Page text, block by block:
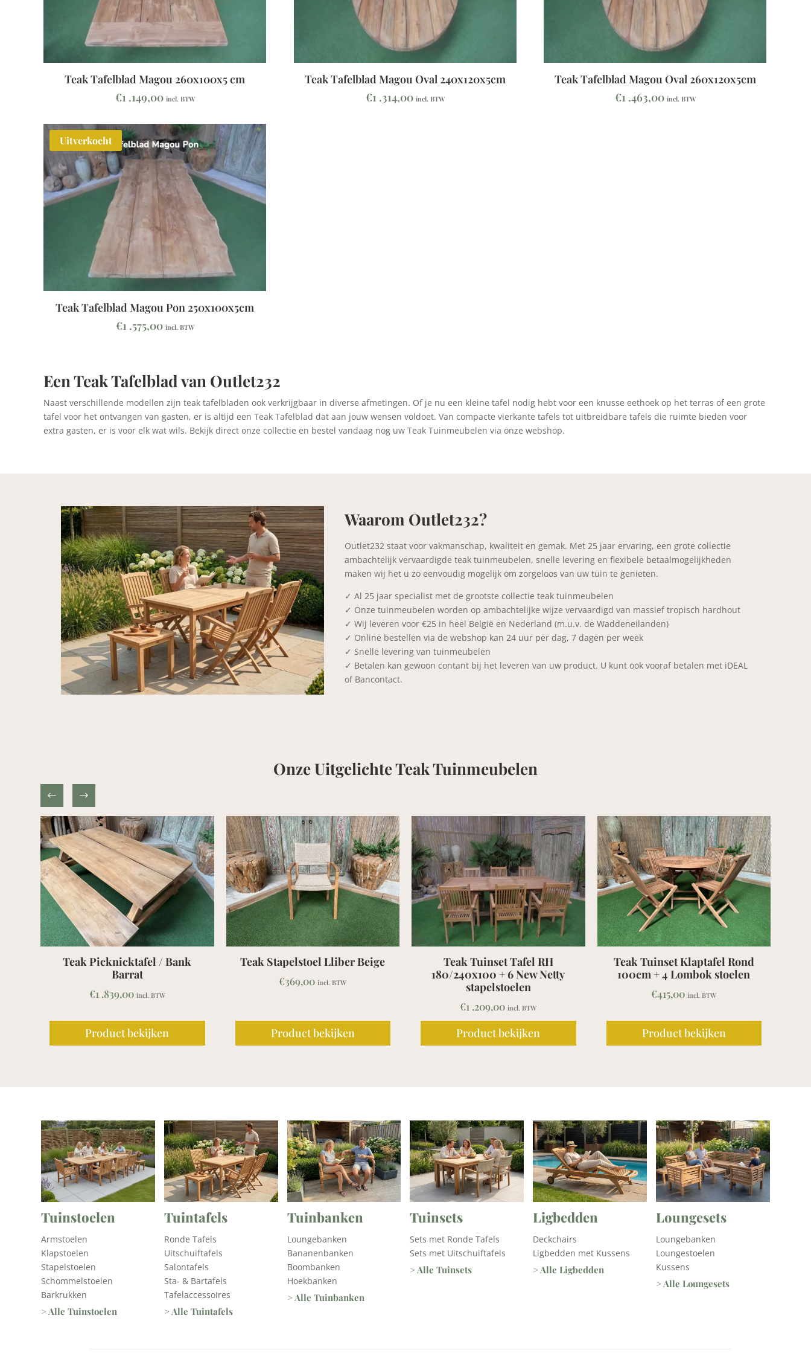
Teak Tafelblad Magou 260x100x5 cm
€1 .149,00 incl. BTW
Teak Tafelblad Magou Oval 240x120x5cm
€1 .314,00 incl. BTW
Teak Tafelblad Magou Oval 260x120x5cm
€1 .463,00 incl. BTW
Uitverkocht
Teak Tafelblad Magou Pon 250x100x5cm
€1 .575,00 incl. BTW
Een Teak Tafelblad van Outlet232
Naast verschillende modellen zijn teak tafelbladen ook verkrijgbaar in diverse afmetingen. Of je nu een kleine tafel nodig hebt voor een knusse eethoek op het terras of een grote
tafel voor het ontvangen van gasten, er is altijd een Teak Tafelblad dat aan jouw wensen voldoet. Van compacte vierkante tafels tot uitbreidbare tafels die ruimte bieden voor
extra gasten, er is voor elk wat wils. Bekijk direct onze collectie en bestel vandaag nog uw Teak Tuinmeubelen via onze webshop.
Waarom Outlet232?
Outlet232 staat voor vakmanschap, kwaliteit en gemak. Met 25 jaar ervaring, een grote collectie
ambachtelijk vervaardigde teak tuinmeubelen, snelle levering en flexibele betaalmogelijkheden
maken wij het u zo eenvoudig mogelijk om zorgeloos van uw tuin te genieten.
✓ Al 25 jaar specialist met de grootste collectie teak tuinmeubelen
✓ Onze tuinmeubelen worden op ambachtelijke wijze vervaardigd van massief tropisch hardhout
✓ Wij leveren voor €25 in heel België en Nederland (m.u.v. de Waddeneilanden)
✓ Online bestellen via de webshop kan 24 uur per dag, 7 dagen per week
✓ Snelle levering van tuinmeubelen
✓ Betalen kan gewoon contant bij het leveren van uw product. U kunt ook vooraf betalen met iDEAL
of Bancontact.
Onze Uitgelichte Teak Tuinmeubelen
Teak Stapelstoel Lliber Beige
369,00
Product bekijken
Teak Tuinset Tafel RH
180/240x100 + 6 New Netty
stapelstoelen
Product bekijken
Teak Tuinset Klaptafel Rond
100cm + 4 Lombok stoelen
€415,00
Product bekijken
Teak Ligbed Barrat
€539,00
Product bekijken
Tuinstoelen
Armstoelen
Klapstoelen
Stapelstoelen
Schommelstoelen
Barkrukken
> Alle Tuinstoelen
Tuintafels
Ronde Tafels
Uitschuiftafels
Salontafels
Sta- & Bartafels
Tafelaccessoires
> Alle Tuintafels
Tuinbanken
Loungebanken
Bananenbanken
Boombanken
Hoekbanken
> Alle Tuinbanken
Tuinsets
Sets met Ronde Tafels
Sets met Uitschuiftafels
> Alle Tuinsets
Ligbedden
Deckchairs
Ligbedden met Kussens
> Alle Ligbedden
Loungesets
Loungebanken
Loungestoelen
Kussens
> Alle Loungesets